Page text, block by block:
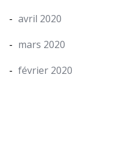
avril 2020
mars 2020
février 2020